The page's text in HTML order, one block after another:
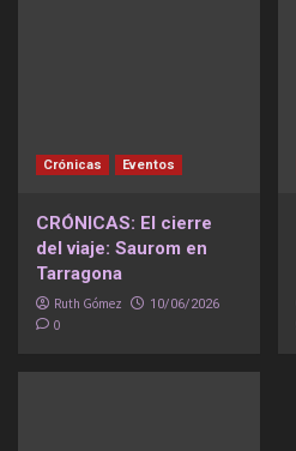
Crónicas Eventos
CRÓNICAS: El cierre
del viaje: Saurom en
Tarragona
Ruth Gómez 10/06/2026
0